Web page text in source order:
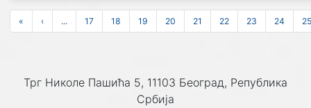
« ‹ ... 17 18 19 20 21 22 23 24 25
Трг Николе Пашића 5, 11103 Београд, Република
Србија